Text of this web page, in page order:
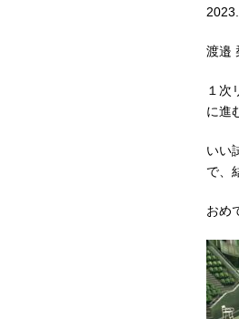
渡邉
１次
に進
いい
で、
おめ